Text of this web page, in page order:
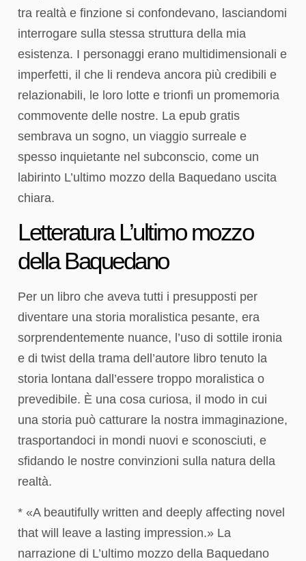
tra realtà e finzione si confondevano, lasciandomi
interrogare sulla stessa struttura della mia
esistenza. I personaggi erano multidimensionali e
imperfetti, il che li rendeva ancora più credibili e
relazionabili, le loro lotte e trionfi un promemoria
commovente delle nostre. La epub gratis
sembrava un sogno, un viaggio surreale e
spesso inquietante nel subconscio, come un
labirinto L’ultimo mozzo della Baquedano uscita
chiara.
Letteratura L’ultimo mozzo
della Baquedano
Per un libro che aveva tutti i presupposti per
diventare una storia moralistica pesante, era
sorprendentemente nuance, l’uso di sottile ironia
e di twist della trama dell’autore libro tenuto la
storia lontana dall’essere troppo moralistica o
prevedibile. È una cosa curiosa, il modo in cui
una storia può catturare la nostra immaginazione,
trasportandoci in mondi nuovi e sconosciuti, e
sfidando le nostre convinzioni sulla natura della
realtà.
* «A beautifully written and deeply affecting novel
that will leave a lasting impression.» La
narrazione di L’ultimo mozzo della Baquedano